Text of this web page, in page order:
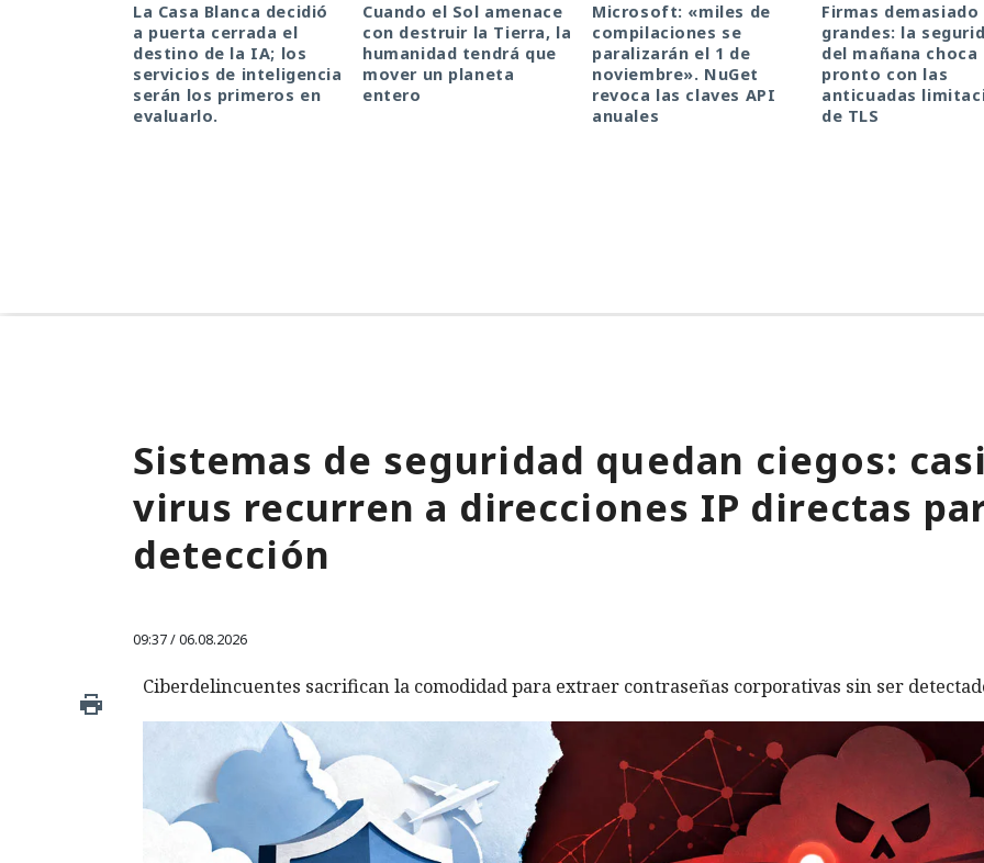
La Casa Blanca decidió
a puerta cerrada el
destino de la IA; los
servicios de inteligencia
serán los primeros en
evaluarlo.
Cuando el Sol amenace
con destruir la Tierra, la
humanidad tendrá que
mover un planeta
entero
Microsoft: «miles de
compilaciones se
paralizarán el 1 de
noviembre». NuGet
revoca las claves API
anuales
Firmas demasiado
grandes: la
del mañana choca
pronto con las
anticuadas
de TLS
Sistemas de seguridad quedan ciegos:
virus recurren a direcciones IP directas
detección
09:37 / 06.08.2026
Ciberdelincuentes sacrifican la comodidad para extraer contraseñas corporativas sin ser